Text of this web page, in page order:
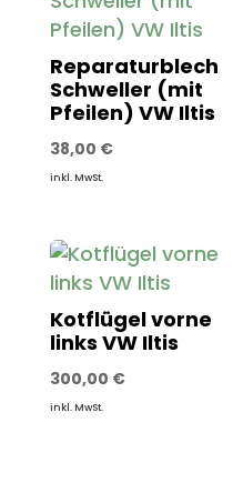
Reparaturblech
Schweller (mit
Pfeilen) VW Iltis
38,00 €
inkl. MwSt.
Kotflügel vorne
links VW Iltis
300,00 €
inkl. MwSt.